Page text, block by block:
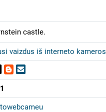
castle.
vaizdus iš interneto kameros